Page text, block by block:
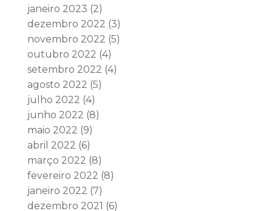
janeiro 2023 (2)
dezembro 2022 (3)
novembro 2022 (5)
outubro 2022 (4)
setembro 2022 (4)
agosto 2022 (5)
julho 2022 (4)
junho 2022 (8)
maio 2022 (9)
abril 2022 (6)
março 2022 (8)
fevereiro 2022 (8)
janeiro 2022 (7)
dezembro 2021 (6)